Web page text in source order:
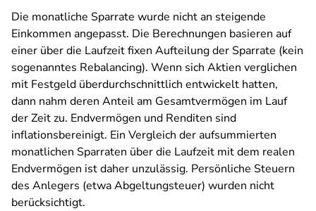
Die monatliche Sparrate wurde nicht an steigende
Einkommen angepasst. Die Berechnungen basieren auf
einer über die Laufzeit fixen Aufteilung der Sparrate (kein
sogenanntes Rebalancing). Wenn sich Aktien verglichen
mit Festgeld überdurchschnittlich entwickelt hatten,
dann nahm deren Anteil am Gesamtvermögen im Lauf
der Zeit zu. Endvermögen und Renditen sind
inflationsbereinigt. Ein Vergleich der aufsummierten
monatlichen Sparraten über die Laufzeit mit dem realen
Endvermögen ist daher unzulässig. Persönliche Steuern
des Anlegers (etwa Abgeltungsteuer) wurden nicht
berücksichtigt.